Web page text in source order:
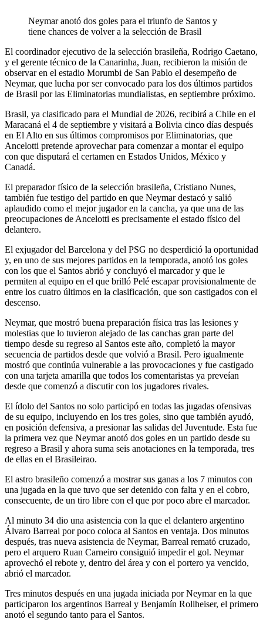
Neymar anotó dos goles para el triunfo de Santos y
tiene chances de volver a la selección de Brasil
El coordinador ejecutivo de la selección brasileña, Rodrigo Caetano,
y el gerente técnico de la Canarinha, Juan, recibieron la misión de
observar en el estadio Morumbi de San Pablo el desempeño de
Neymar, que lucha por ser convocado para los dos últimos partidos
de Brasil por las Eliminatorias mundialistas, en septiembre próximo.
Brasil, ya clasificado para el Mundial de 2026, recibirá a Chile en el
Maracaná el 4 de septiembre y visitará a Bolivia cinco días después
en El Alto en sus últimos compromisos por Eliminatorias, que
Ancelotti pretende aprovechar para comenzar a montar el equipo
con que disputará el certamen en Estados Unidos, México y
Canadá.
El preparador físico de la selección brasileña, Cristiano Nunes,
también fue testigo del partido en que Neymar destacó y salió
aplaudido como el mejor jugador en la cancha, ya que una de las
preocupaciones de Ancelotti es precisamente el estado físico del
delantero.
El exjugador del Barcelona y del PSG no desperdició la oportunidad
y, en uno de sus mejores partidos en la temporada, anotó los goles
con los que el Santos abrió y concluyó el marcador y que le
permiten al equipo en el que brilló Pelé escapar provisionalmente de
entre los cuatro últimos en la clasificación, que son castigados con el
descenso.
Neymar, que mostró buena preparación física tras las lesiones y
molestias que lo tuvieron alejado de las canchas gran parte del
tiempo desde su regreso al Santos este año, completó la mayor
secuencia de partidos desde que volvió a Brasil. Pero igualmente
mostró que continúa vulnerable a las provocaciones y fue castigado
con una tarjeta amarilla que todos los comentaristas ya preveían
desde que comenzó a discutir con los jugadores rivales.
El ídolo del Santos no solo participó en todas las jugadas ofensivas
de su equipo, incluyendo en los tres goles, sino que también ayudó,
en posición defensiva, a presionar las salidas del Juventude. Esta fue
la primera vez que Neymar anotó dos goles en un partido desde su
regreso a Brasil y ahora suma seis anotaciones en la temporada, tres
de ellas en el Brasileirao.
El astro brasileño comenzó a mostrar sus ganas a los 7 minutos con
una jugada en la que tuvo que ser detenido con falta y en el cobro,
consecuente, de un tiro libre con el que por poco abre el marcador.
Al minuto 34 dio una asistencia con la que el delantero argentino
Álvaro Barreal por poco coloca al Santos en ventaja. Dos minutos
después, tras nueva asistencia de Neymar, Barreal remató cruzado,
pero el arquero Ruan Carneiro consiguió impedir el gol. Neymar
aprovechó el rebote y, dentro del área y con el portero ya vencido,
abrió el marcador.
Tres minutos después en una jugada iniciada por Neymar en la que
participaron los argentinos Barreal y Benjamín Rollheiser, el primero
anotó el segundo tanto para el Santos.